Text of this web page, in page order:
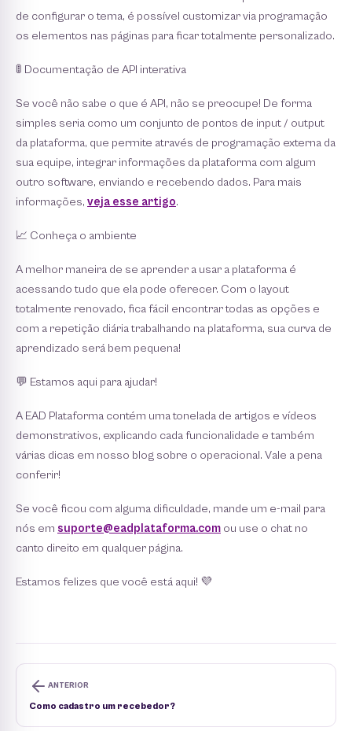
de configurar o tema, é possível customizar via programação
os elementos nas páginas para ficar totalmente personalizado.
🚦 Documentação de API interativa
Se você não sabe o que é API, não se preocupe! De forma
simples seria como um conjunto de pontos de input / output
da plataforma, que permite através de programação externa da
sua equipe, integrar informações da plataforma com algum
outro software, enviando e recebendo dados. Para mais
informações, veja esse artigo.
📈 Conheça o ambiente
A melhor maneira de se aprender a usar a plataforma é
acessando tudo que ela pode oferecer. Com o layout
totalmente renovado, fica fácil encontrar todas as opções e
com a repetição diária trabalhando na plataforma, sua curva de
aprendizado será bem pequena!
💬 Estamos aqui para ajudar!
A EAD Plataforma contém uma tonelada de artigos e vídeos
demonstrativos, explicando cada funcionalidade e também
várias dicas em nosso blog sobre o operacional. Vale a pena
conferir!
Se você ficou com alguma dificuldade, mande um e-mail para
nós em suporte@eadplataforma.com ou use o chat no
canto direito em qualquer página.
Estamos felizes que você está aqui! 💜
ANTERIOR
Como cadastro um recebedor?